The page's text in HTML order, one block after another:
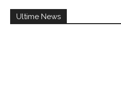
Ultime News